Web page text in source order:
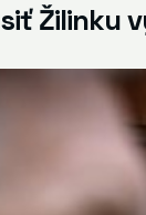
Žilinku